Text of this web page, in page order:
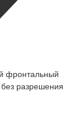
фронтальный
разрешения